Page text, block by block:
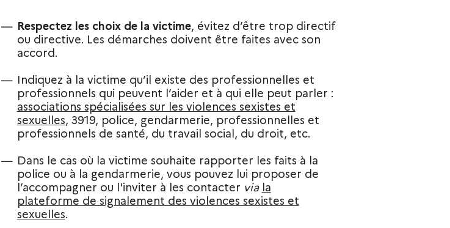
Respectez les choix de la victime, évitez d’être trop directif
ou directive. Les démarches doivent être faites avec son
accord.
Indiquez à la victime qu’il existe des professionnelles et
professionnels qui peuvent l’aider et à qui elle peut parler :
associations spécialisées sur les violences sexistes et
sexuelles, 3919, police, gendarmerie, professionnelles et
professionnels de santé, du travail social, du droit, etc.
Dans le cas où la victime souhaite rapporter les faits à la
police ou à la gendarmerie, vous pouvez lui proposer de
l’accompagner ou l'inviter à les contacter via la
plateforme de signalement des violences sexistes et
sexuelles.